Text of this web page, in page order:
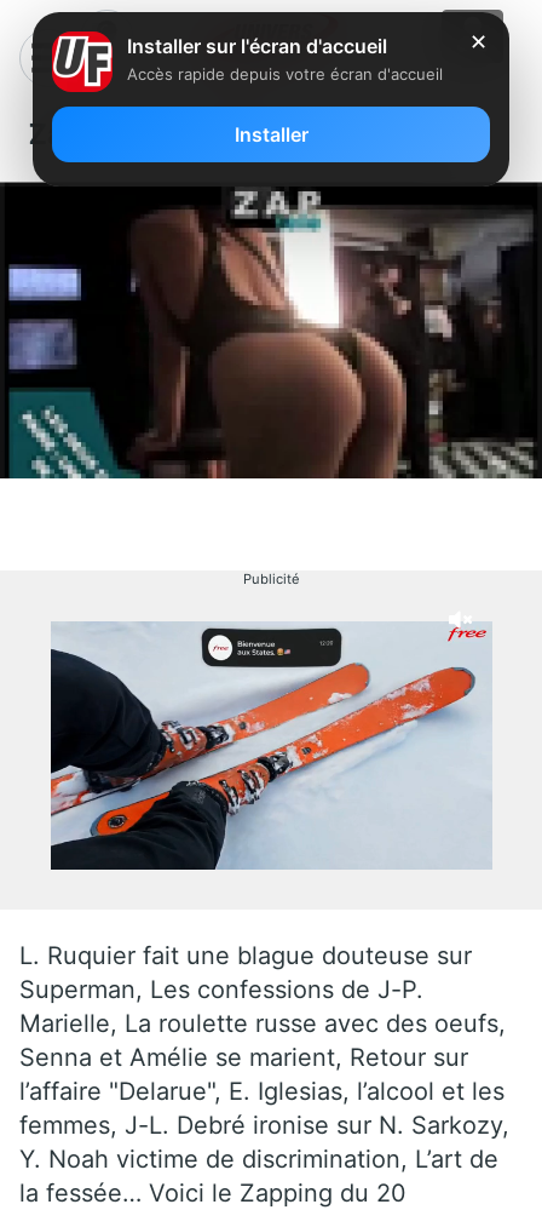
Zapping du lundi 20 septembre
Publicité
L. Ruquier fait une blague douteuse sur
Superman, Les confessions de J-P.
Marielle, La roulette russe avec des oeufs,
Senna et Amélie se marient, Retour sur
l’affaire "Delarue", E. Iglesias, l’alcool et les
femmes, J-L. Debré ironise sur N. Sarkozy,
Y. Noah victime de discrimination, L’art de
la fessée… Voici le Zapping du 20
✕
Installer sur l'écran d'accueil
Accès rapide depuis votre écran d'accueil
Installer